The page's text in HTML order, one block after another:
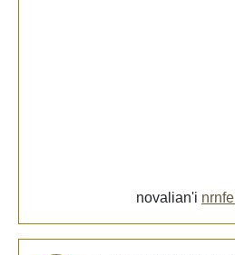
novalian'i nrnfel